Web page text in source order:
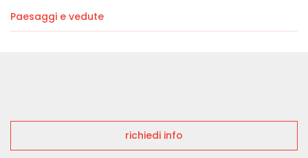
Paesaggi e vedute
richiedi info